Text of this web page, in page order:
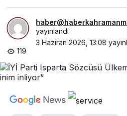
yayınlandı
3 Haziran 2026, 13:08
119